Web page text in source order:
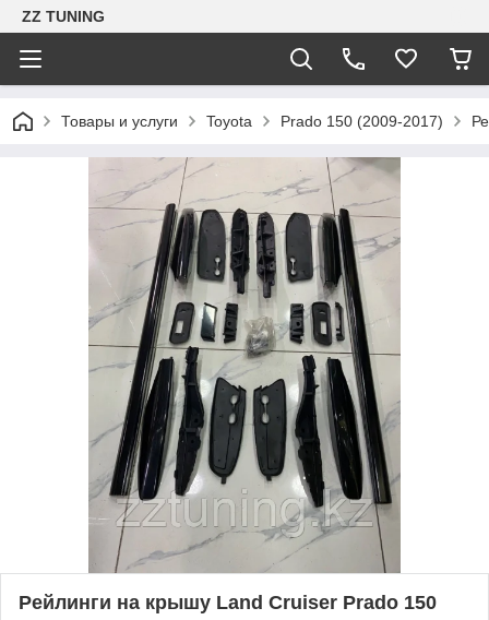
ZZ TUNING
Товары и услуги Toyota Prado 150 (2009-2017)
Рейлинги на крышу Land Cruiser Prado 150